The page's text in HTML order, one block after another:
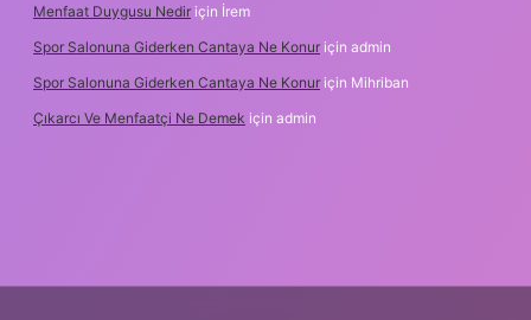
Menfaat Duygusu Nedir için İrem
Spor Salonuna Giderken Cantaya Ne Konur için admin
Spor Salonuna Giderken Cantaya Ne Konur için Mihriban
Çıkarcı Ve Menfaatçi Ne Demek için admin